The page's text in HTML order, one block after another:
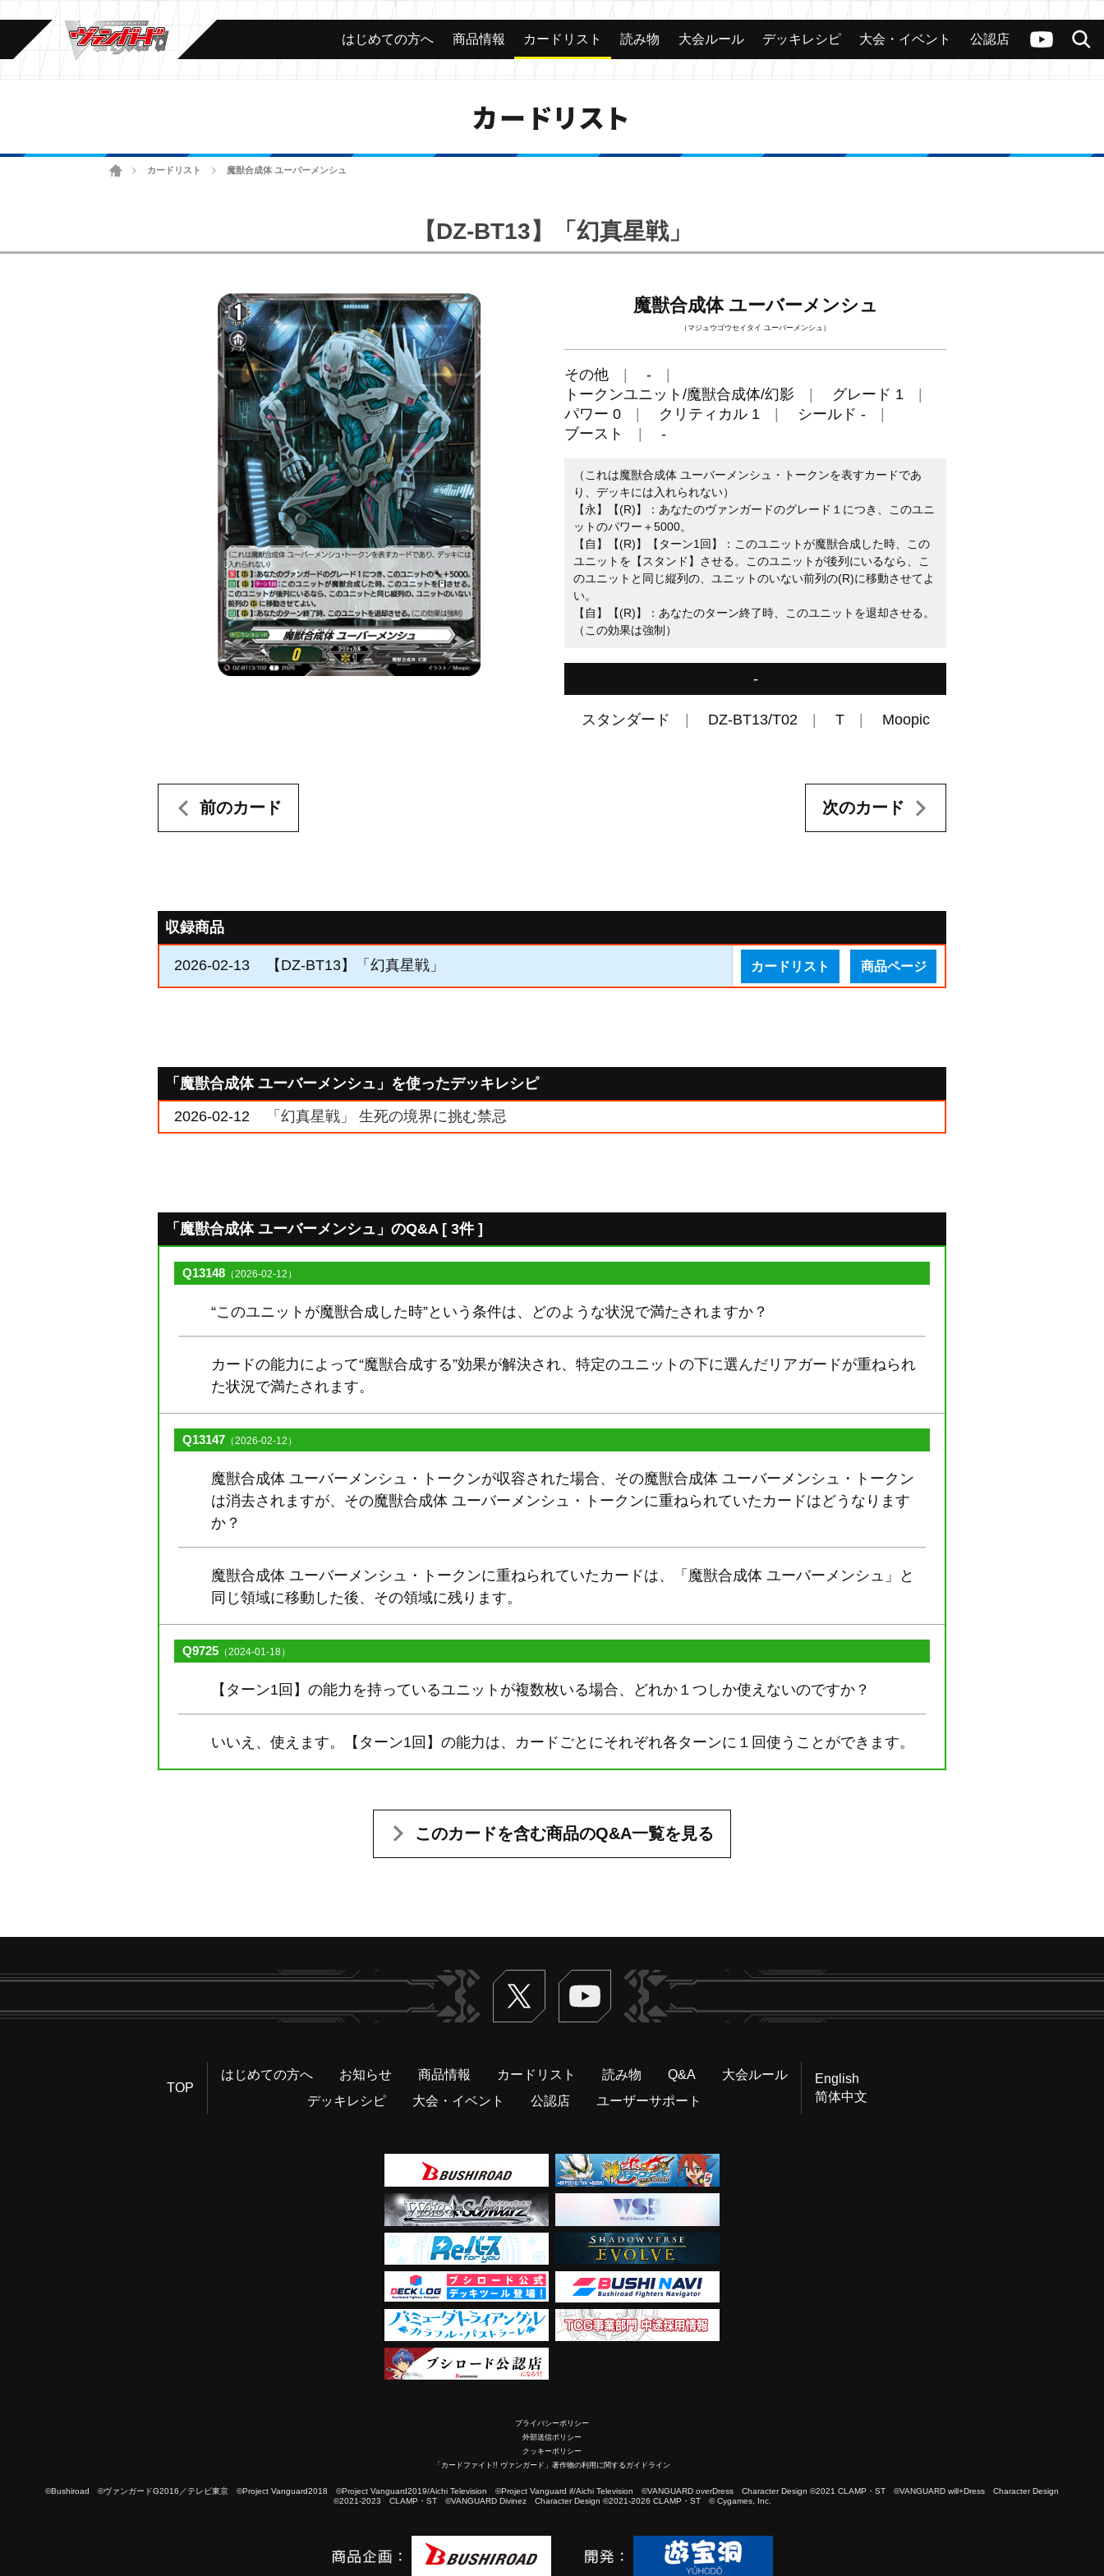
ヴァンガードch
検索
カード 大会 公認店舗 その他
はじめての方へ 商品情報 カードリスト 読み物 大会ルール デッキレシピ 大会・イベント 公認店
カードリスト
ホームカードリスト 魔獣合成体 ユーバーメンシュ
【DZ-BT13】「幻真星戦」
魔獣合成体 ユーバーメンシュ
（マジュウゴウセイタイ ユーバーメンシュ）
その他
-
トークンユニット/魔獣合成体/幻影
グレード 1
パワー 0
クリティカル 1
シールド -
ブースト
-
（これは魔獣合成体 ユーバーメンシュ・トークンを表すカードであ
り、デッキには入れられない）
【永】【(R)】：あなたのヴァンガードのグレード１につき、このユニ
ットのパワー＋5000。
【自】【(R)】【ターン1回】：このユニットが魔獣合成した時、この
ユニットを【スタンド】させる。このユニットが後列にいるなら、こ
のユニットと同じ縦列の、ユニットのいない前列の(R)に移動させてよ
い。
【自】【(R)】：あなたのターン終了時、このユニットを退却させる。
（この効果は強制）
-
スタンダード DZ-BT13/T02 T Moopic
前のカード 次のカード
収録商品
2026-02-13 【DZ-BT13】「幻真星戦」 カードリスト 商品ページ
「魔獣合成体 ユーバーメンシュ」を使ったデッキレシピ
2026-02-12
「幻真星戦」 生死の境界に挑む禁忌
「魔獣合成体 ユーバーメンシュ」のQ&A [ 3件 ]
Q13148 （2026-02-12）
“このユニットが魔獣合成した時”という条件は、どのような状況で満たされますか？
カードの能力によって“魔獣合成する”効果が解決され、特定のユニットの下に選んだリアガードが重ねられ
た状況で満たされます。
Q13147 （2026-02-12）
魔獣合成体 ユーバーメンシュ・トークンが収容された場合、その魔獣合成体 ユーバーメンシュ・トークン
は消去されますが、その魔獣合成体 ユーバーメンシュ・トークンに重ねられていたカードはどうなります
か？
魔獣合成体 ユーバーメンシュ・トークンに重ねられていたカードは、「魔獣合成体 ユーバーメンシュ」と
同じ領域に移動した後、その領域に残ります。
Q9725 （2024-01-18）
【ターン1回】の能力を持っているユニットが複数枚いる場合、どれか１つしか使えないのですか？
いいえ、使えます。【ターン1回】の能力は、カードごとにそれぞれ各ターンに１回使うことができます。
このカードを含む商品のQ&A一覧を見る
Twitter ヴァンガードch
TOP
はじめての方へ お知らせ 商品情報 カードリスト 読み物 Q&A
大会ルール
デッキレシピ
大会・イベント 公認店 ユーザーサポート
English
简体中文
プライバシーポリシー
外部送信ポリシー
クッキーポリシー
「カードファイト!! ヴァンガード」著作物の利用に関するガイドライン
©Bushiroad ©ヴァンガードG2016／テレビ東京 ©Project Vanguard2018 ©Project Vanguard2019/Aichi Television ©Project Vanguard if/Aichi Television ©VANGUARD overDress Character Design ©2021 CLAMP・ST ©VANGUARD will+Dress Character Design
©2021-2023 CLAMP・ST ©VANGUARD Divinez Character Design ©2021-2026 CLAMP・ST © Cygames, Inc.